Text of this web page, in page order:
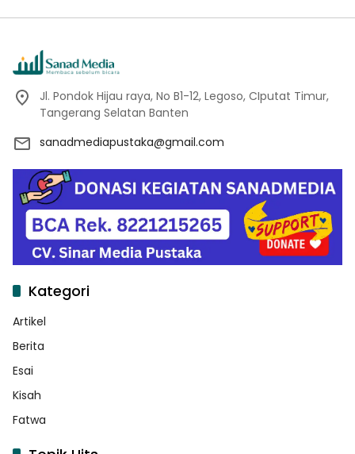
Jl. Pondok Hijau raya, No B1-12, Legoso, CIputat Timur,
Tangerang Selatan Banten
sanadmediapustaka@gmail.com
Kategori
Artikel
Berita
Esai
Kisah
Fatwa